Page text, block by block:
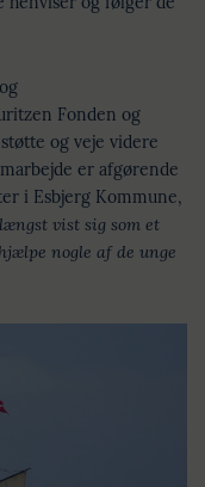
Fonden og
og veje videre
er afgørende
i Esbjerg Kommune,
vist sig som et
nogle af de unge